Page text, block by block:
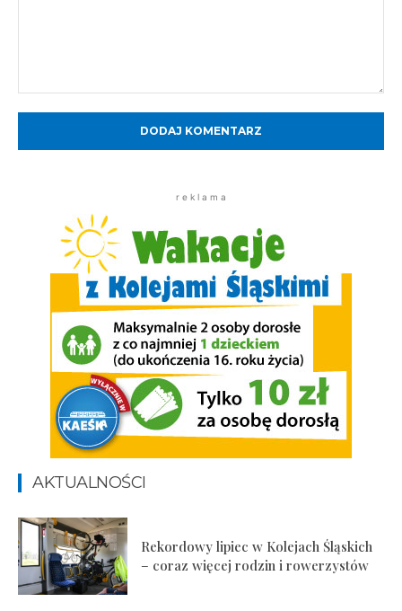
r e k l a m a
AKTUALNOŚCI
Rekordowy lipiec w Kolejach Śląskich
– coraz więcej rodzin i rowerzystów